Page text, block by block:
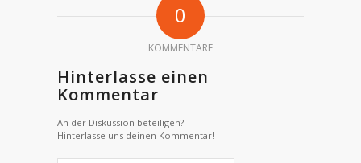
0
KOMMENTARE
Hinterlasse einen
Kommentar
An der Diskussion beteiligen?
Hinterlasse uns deinen Kommentar!